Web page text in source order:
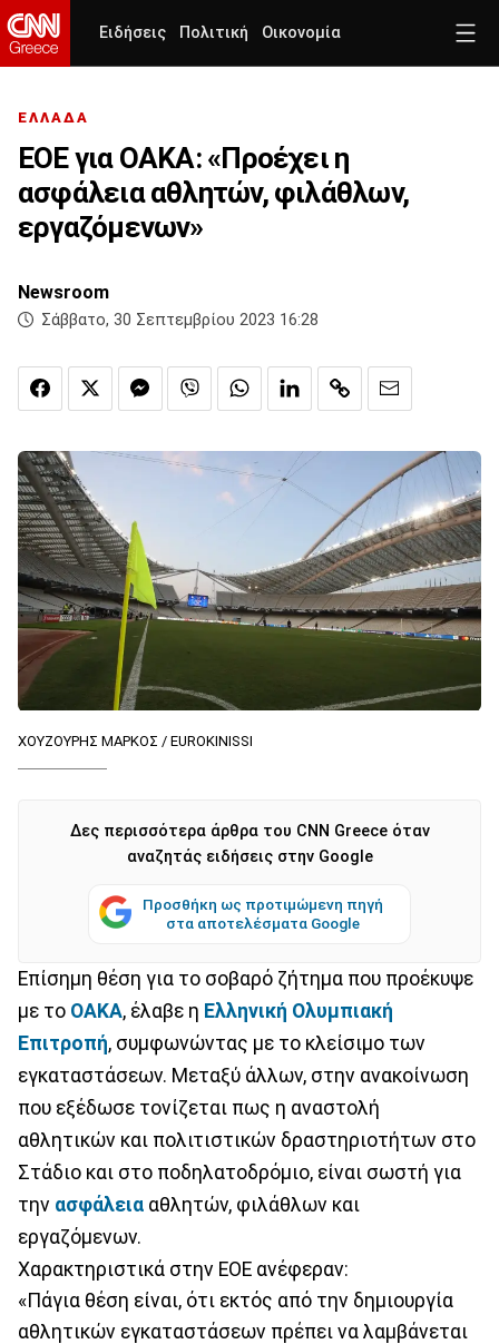
Ειδήσεις Πολιτική Οικονομία
ΕΛΛΑΔΑ
EOE για ΟΑΚΑ: «Προέχει η
ασφάλεια αθλητών, φιλάθλων,
εργαζόμενων»
Newsroom
Σάββατο, 30 Σεπτεμβρίου 2023 16:28
ΧΟΥΖΟΥΡΗΣ ΜΑΡΚΟΣ / EUROKINISSI
Δες περισσότερα άρθρα του CNN Greece όταν
αναζητάς ειδήσεις στην Google
Προσθήκη ως προτιμώμενη πηγή
στα αποτελέσματα Google
Επίσημη θέση για το σοβαρό ζήτημα που προέκυψε
με το ΟΑΚΑ, έλαβε η Ελληνική Ολυμπιακή
Επιτροπή, συμφωνώντας με το κλείσιμο των
εγκαταστάσεων. Μεταξύ άλλων, στην ανακοίνωση
που εξέδωσε τονίζεται πως η αναστολή
αθλητικών και πολιτιστικών δραστηριοτήτων στο
Στάδιο και στο ποδηλατοδρόμιο, είναι σωστή για
την ασφάλεια αθλητών, φιλάθλων και
εργαζόμενων.
Χαρακτηριστικά στην ΕΟΕ ανέφεραν:
«Πάγια θέση είναι, ότι εκτός από την δημιουργία
αθλητικών εγκαταστάσεων πρέπει να λαμβάνεται